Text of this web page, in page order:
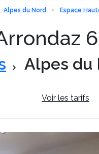
Alpes du Nord Espace
Alpes du
Voir les tarifs